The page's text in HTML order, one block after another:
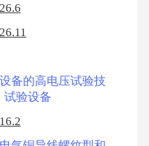
备的高电压试验技
试验设备